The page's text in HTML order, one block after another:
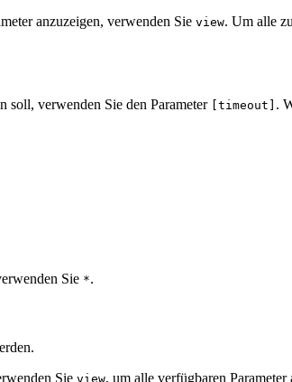
anzuzeigen, verwenden Sie view. Um alle
soll, verwenden Sie den Parameter [timeout] .
Sie *.
Sie view, um alle verfügbaren